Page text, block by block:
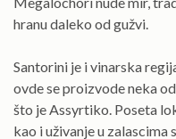
hranu daleko od gužvi.
Santorini je i vinarska
ovde se proizvode neka
što je Assyrtiko. Poseta
kao i uživanje u zalascima